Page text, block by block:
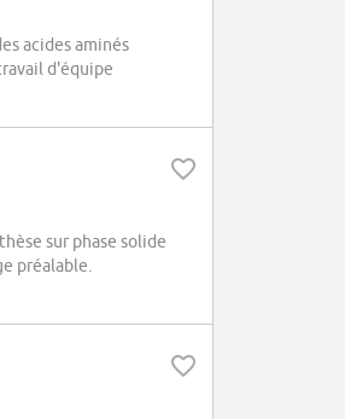
acides aminés
d'équipe
sur phase solide
préalable.